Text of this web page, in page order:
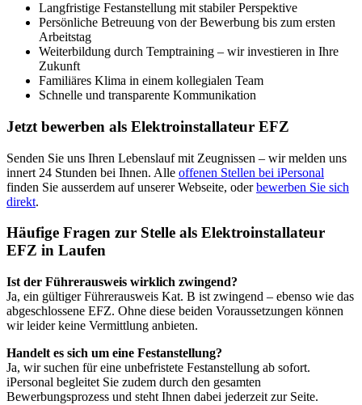
Langfristige Festanstellung mit stabiler Perspektive
Persönliche Betreuung von der Bewerbung bis zum ersten
Arbeitstag
Weiterbildung durch Temptraining – wir investieren in Ihre
Zukunft
Familiäres Klima in einem kollegialen Team
Schnelle und transparente Kommunikation
Jetzt bewerben als Elektroinstallateur EFZ
Senden Sie uns Ihren Lebenslauf mit Zeugnissen – wir melden uns
innert 24 Stunden bei Ihnen. Alle offenen Stellen bei iPersonal
finden Sie ausserdem auf unserer Webseite, oderbewerben Sie sich
direkt.
Häufige Fragen zur Stelle als Elektroinstallateur
EFZ in Laufen
Ist der Führerausweis wirklich zwingend?
Ja, ein gültiger Führerausweis Kat. B ist zwingend – ebenso wie das
abgeschlossene EFZ. Ohne diese beiden Voraussetzungen können
wir leider keine Vermittlung anbieten.
Handelt es sich um eine Festanstellung?
Ja, wir suchen für eine unbefristete Festanstellung ab sofort.
iPersonal begleitet Sie zudem durch den gesamten
Bewerbungsprozess und steht Ihnen dabei jederzeit zur Seite.